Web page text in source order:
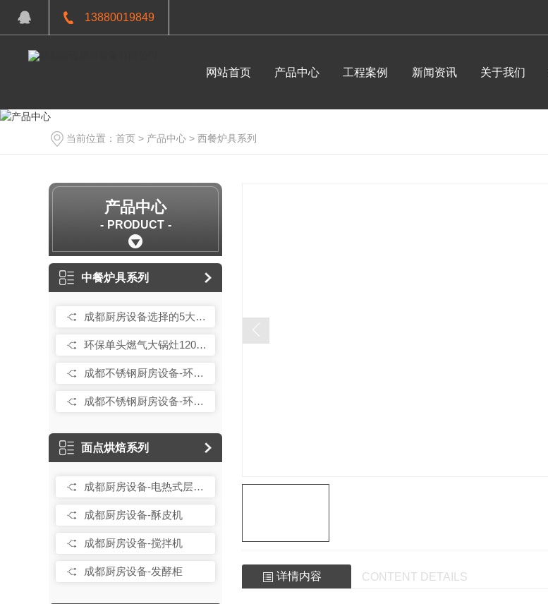
13880019849
网站首页 产品中心
中餐炉具系列
环保单头燃气大锅灶1200x1150x800+410.125
成都不锈钢厨房设备-四头燃气煲仔炉750x1150x800+410
成都不锈钢厨房设备-环保单头燃气吊汤炉650x900x500+200
成都不锈钢厨房设备-电热冒菜炉750x700x800
成都厨房设备-电热式层烤炉
成都厨房设备-搅拌机
成都厨房设备-冰水机
酒店厨房设备-面团分割搓圆机
西餐炉具系列
店厨房设备-多功能蒸烤箱
洗碗机、餐具传输系统、隔油机
成都厨房设备-揭盖式洗碗机 成都商用厨房设备-单头电磁大锅灶
工程案例 新闻资讯
行业资讯
关于我们
荣誉资质
当前位置： 首页 > 产品中心 > 西餐炉具系列
产品中心
PRODUCT
中餐炉具系列
成都厨房设备选择的5大原则是什么呢？
环保单头燃气大锅灶1200x1150x800+410.125
成都不锈钢厨房设备-环保燃气双门20盘蒸柜：1150x910x1850
成都不锈钢厨房设备-环保燃气三门海鲜蒸柜900x850x1850
面点烘焙系列
成都厨房设备-电热式层烤炉
成都厨房设备-酥皮机
成都厨房设备-搅拌机
成都厨房设备-发酵柜 详情内容 CONTENT DETAILS